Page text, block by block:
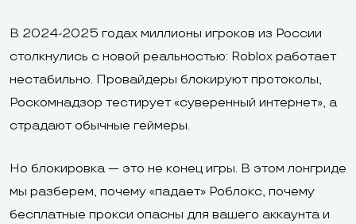
В 2024-2025 годах миллионы игроков из России
столкнулись с новой реальностью: Roblox работает
нестабильно. Провайдеры блокируют протоколы,
Роскомнадзор тестирует «суверенный интернет», а
страдают обычные геймеры.
Но блокировка — это не конец игры. В этом лонгриде
мы разберем, почему «падает» Роблокс, почему
бесплатные прокси опасны для вашего аккаунта и